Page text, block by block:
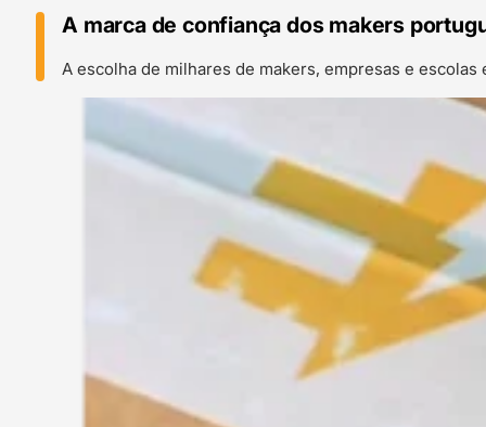
A marca de confiança dos makers
A escolha de milhares de makers, empresas e escolas